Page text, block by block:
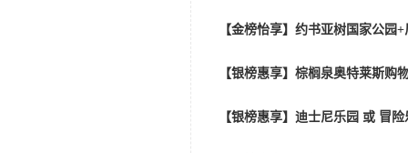
【金榜怡享】约书亚树国家公园
【银榜惠享】棕榈泉奥特莱斯购
【银榜惠享】迪士尼乐园 或 冒